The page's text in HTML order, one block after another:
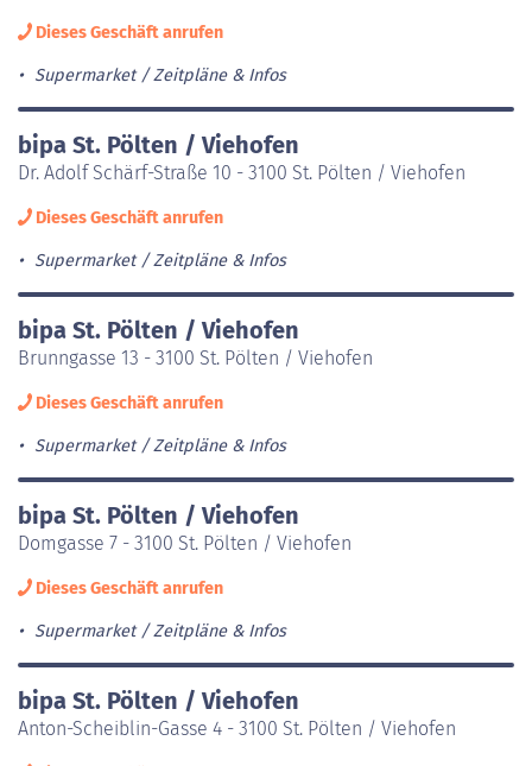
Dieses Geschäft anrufen
Supermarket Zeitpläne & Infos
bipa St. Pölten / Viehofen
Dr. Adolf Schärf-Straße 10 - 3100 St. Pölten / Viehofen
Dieses Geschäft anrufen
Supermarket Zeitpläne & Infos
bipa St. Pölten / Viehofen
Brunngasse 13 - 3100 St. Pölten / Viehofen
Dieses Geschäft anrufen
Supermarket Zeitpläne & Infos
bipa St. Pölten / Viehofen
Domgasse 7 - 3100 St. Pölten / Viehofen
Dieses Geschäft anrufen
Supermarket Zeitpläne & Infos
bipa St. Pölten / Viehofen
Anton-Scheiblin-Gasse 4 - 3100 St. Pölten / Viehofen